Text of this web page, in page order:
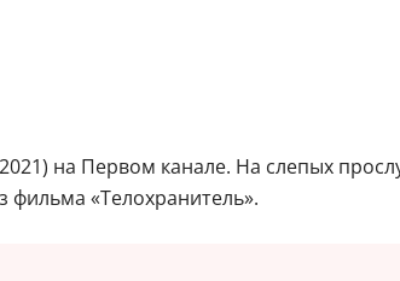
на Первом канале. На слепых
фильма «Телохранитель».